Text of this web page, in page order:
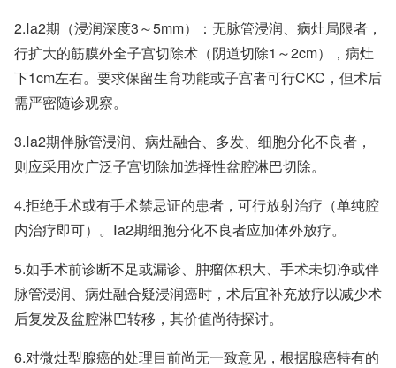
2.Ⅰa2期（浸润深度3～5mm）：无脉管浸润、病灶局限者，
行扩大的筋膜外全子宫切除术（阴道切除1～2cm），病灶
下1cm左右。要求保留生育功能或子宫者可行CKC，但术后
需严密随诊观察。
3.Ⅰa2期伴脉管浸润、病灶融合、多发、细胞分化不良者，
则应采用次广泛子宫切除加选择性盆腔淋巴切除。
4.拒绝手术或有手术禁忌证的患者，可行放射治疗（单纯腔
内治疗即可）。Ⅰa2期细胞分化不良者应加体外放疗。
5.如手术前诊断不足或漏诊、肿瘤体积大、手术未切净或伴
脉管浸润、病灶融合疑浸润癌时，术后宜补充放疗以减少术
后复发及盆腔淋巴转移，其价值尚待探讨。
6.对微灶型腺癌的处理目前尚无一致意见，根据腺癌特有的